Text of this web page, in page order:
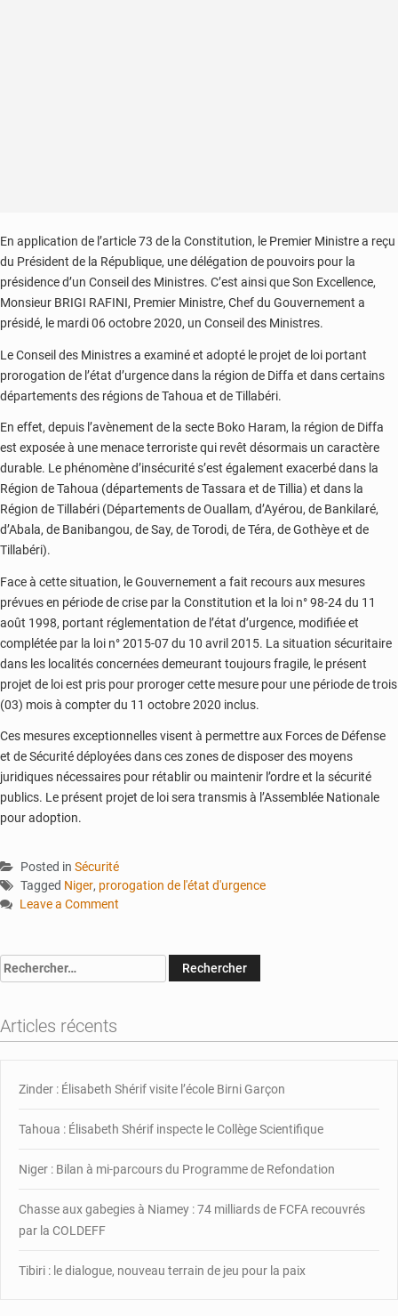
En application de l’article 73 de la Constitution, le Premier Ministre a reçu
du Président de la République, une délégation de pouvoirs pour la
présidence d’un Conseil des Ministres. C’est ainsi que Son Excellence,
Monsieur BRIGI RAFINI, Premier Ministre, Chef du Gouvernement a
présidé, le mardi 06 octobre 2020, un Conseil des Ministres.
Le Conseil des Ministres a examiné et adopté le projet de loi portant
prorogation de l’état d’urgence dans la région de Diffa et dans certains
départements des régions de Tahoua et de Tillabéri.
En effet, depuis l’avènement de la secte Boko Haram, la région de Diffa
est exposée à une menace terroriste qui revêt désormais un caractère
durable. Le phénomène d’insécurité s’est également exacerbé dans la
Région de Tahoua (départements de Tassara et de Tillia) et dans la
Région de Tillabéri (Départements de Ouallam, d’Ayérou, de Bankilaré,
d’Abala, de Banibangou, de Say, de Torodi, de Téra, de Gothèye et de
Tillabéri).
Face à cette situation, le Gouvernement a fait recours aux mesures
prévues en période de crise par la Constitution et la loi n° 98-24 du 11
août 1998, portant réglementation de l’état d’urgence, modifiée et
complétée par la loi n° 2015-07 du 10 avril 2015. La situation sécuritaire
dans les localités concernées demeurant toujours fragile, le présent
projet de loi est pris pour proroger cette mesure pour une période de trois
(03) mois à compter du 11 octobre 2020 inclus.
Ces mesures exceptionnelles visent à permettre aux Forces de Défense
et de Sécurité déployées dans ces zones de disposer des moyens
juridiques nécessaires pour rétablir ou maintenir l’ordre et la sécurité
publics. Le présent projet de loi sera transmis à l’Assemblée Nationale
pour adoption.
Posted in Sécurité
Tagged Niger, prorogation de l'état d'urgence
Leave a Comment
:
de
prorogation
l’état
dans
région
Diffa
dans
Rechercher :
Articles récents
Zinder : Élisabeth Shérif visite l’école Birni Garçon
Tahoua : Élisabeth Shérif inspecte le Collège Scientifique
Niger : Bilan à mi-parcours du Programme de Refondation
Chasse aux gabegies à Niamey : 74 milliards de FCFA recouvrés
par la COLDEFF
Tibiri : le dialogue, nouveau terrain de jeu pour la paix